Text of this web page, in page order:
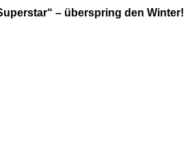
– überspring den Winter!